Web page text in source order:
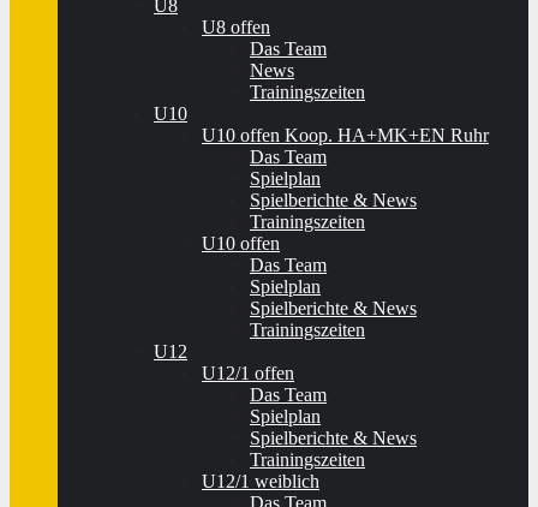
U8
U8 offen
Das Team
News
Trainingszeiten
U10
U10 offen Koop. HA+MK+EN Ruhr
Das Team
Spielplan
Spielberichte & News
Trainingszeiten
U10 offen
Das Team
Spielplan
Spielberichte & News
Trainingszeiten
U12
U12/1 offen
Das Team
Spielplan
Spielberichte & News
Trainingszeiten
U12/1 weiblich
Das Team